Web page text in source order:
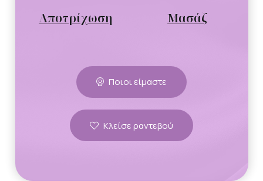
Αποτρίχωση Μασάζ
Ποιοι είμαστε
Κλείσε ραντεβού